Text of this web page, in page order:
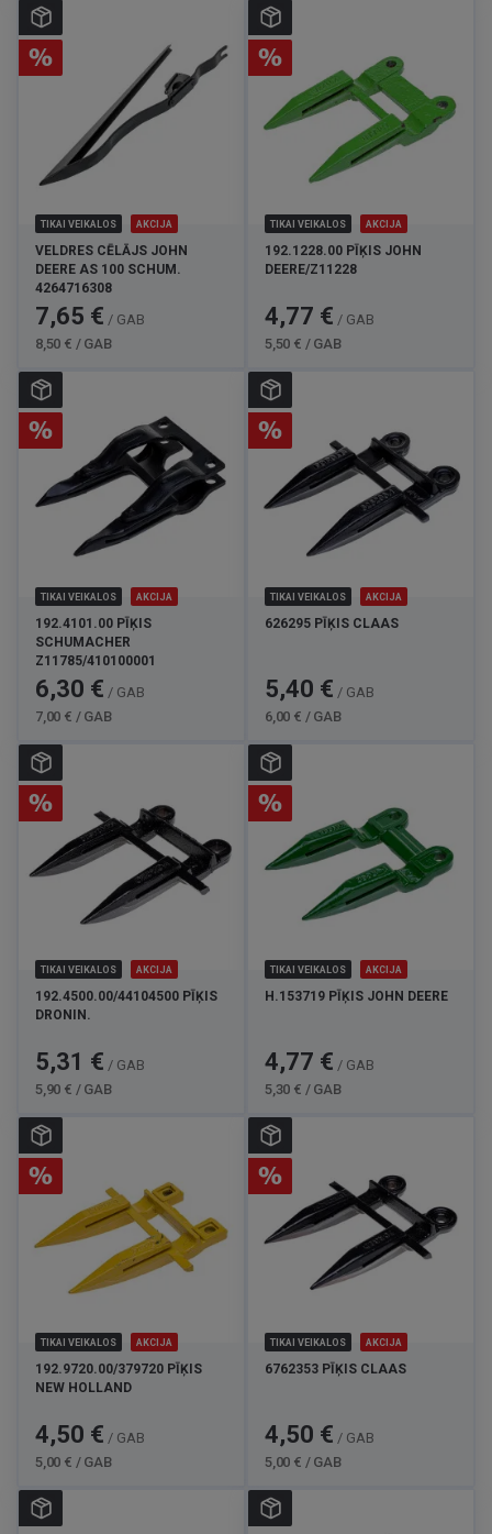
TIKAI VEIKALOS AKCIJA
VELDRES CĒLĀJS JOHN
DEERE AS 100 SCHUM.
4264716308
Cena
7,65 € / GAB
8,50 € / GAB
TIKAI VEIKALOS AKCIJA
192.1228.00 PĪĶIS JOHN
DEERE/Z11228
Cena
4,77 € / GAB
5,50 € / GAB
TIKAI VEIKALOS AKCIJA
192.4101.00 PĪĶIS
SCHUMACHER
Z11785/410100001
Cena
6,30 € / GAB
7,00 € / GAB
TIKAI VEIKALOS AKCIJA
626295 PĪĶIS CLAAS
Cena
5,40 € / GAB
6,00 € / GAB
TIKAI VEIKALOS AKCIJA
192.4500.00/44104500 PĪĶIS
DRONIN.
Cena
5,31 € / GAB
5,90 € / GAB
TIKAI VEIKALOS AKCIJA
H.153719 PĪĶIS JOHN DEERE
Cena
4,77 € / GAB
5,30 € / GAB
TIKAI VEIKALOS AKCIJA
192.9720.00/379720 PĪĶIS
NEW HOLLAND
Cena
4,50 € / GAB
5,00 € / GAB
TIKAI VEIKALOS AKCIJA
6762353 PĪĶIS CLAAS
Cena
4,50 € / GAB
5,00 € / GAB